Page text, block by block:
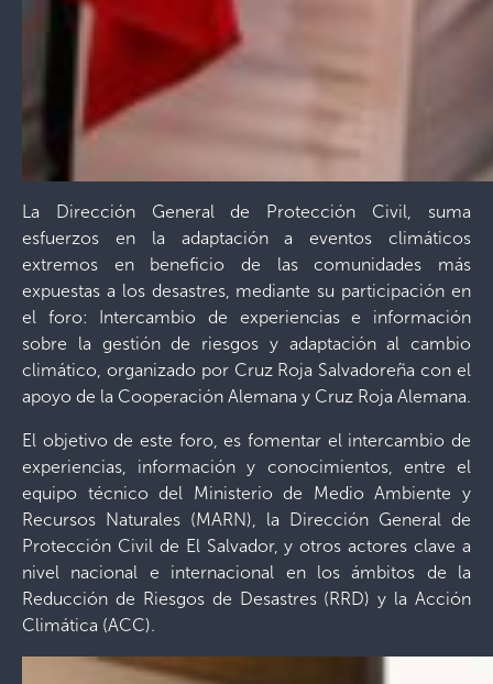
La Dirección General de Protección Civil, suma
esfuerzos en la adaptación a eventos climáticos
extremos en beneficio de las comunidades más
expuestas a los desastres, mediante su participación en
el foro: Intercambio de experiencias e información
sobre la gestión de riesgos y adaptación al cambio
climático, organizado por Cruz Roja Salvadoreña con el
apoyo de la Cooperación Alemana y Cruz Roja Alemana.
El objetivo de este foro, es fomentar el intercambio de
experiencias, información y conocimientos, entre el
equipo técnico del Ministerio de Medio Ambiente y
Recursos Naturales (MARN), la Dirección General de
Protección Civil de El Salvador, y otros actores clave a
nivel nacional e internacional en los ámbitos de la
Reducción de Riesgos de Desastres (RRD) y la Acción
Climática (ACC).